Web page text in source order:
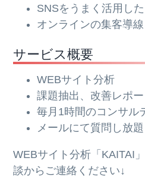
SNSをうまく活用し
オンラインの集客導
サービス概要
WEBサイト分析
課題抽出、改善レポー
毎月1時間のコンサル
メールにて質問し放題
WEBサイト分析「KAITAI
談からご連絡ください↓